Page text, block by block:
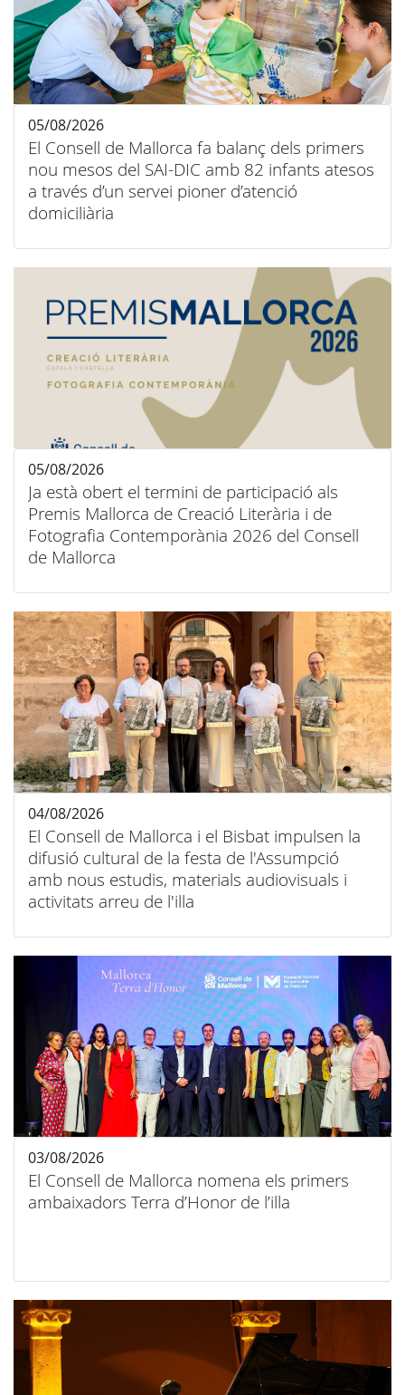
El Consell de Mallorca fa balanç dels primers
nou mesos del SAI-DIC amb 82 infants atesos
a través d’un servei pioner d’atenció
domiciliària
05/08/2026
Ja està obert el termini de participació als
Premis Mallorca de Creació Literària i de
Fotografia Contemporània 2026 del Consell
de Mallorca
05/08/2026
El Consell de Mallorca i el Bisbat impulsen la
difusió cultural de la festa de l'Assumpció
amb nous estudis, materials audiovisuals i
activitats arreu de l'illa
04/08/2026
El Consell de Mallorca nomena els primers
ambaixadors Terra d’Honor de l’illa
03/08/2026